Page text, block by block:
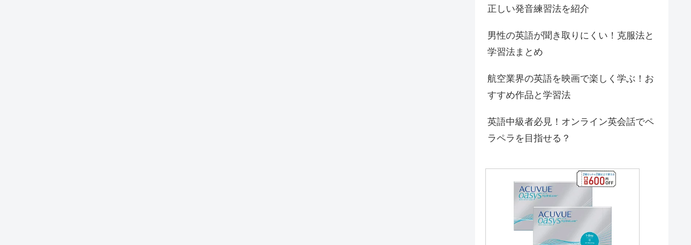
正しい発音練習法を紹介
男性の英語が聞き取りにくい！克服法と
学習法まとめ
航空業界の英語を映画で楽しく学ぶ！お
すすめ作品と学習法
英語中級者必見！オンライン英会話でペ
ラペラを目指せる？